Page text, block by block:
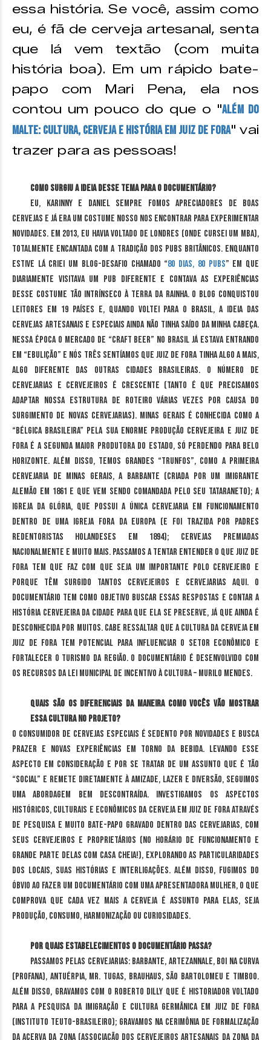
essa história. Se você, assim como
eu, é fã de cerveja artesanal, senta
que lá vem textão (com muita
história boa). Em um rápido bate-
papo com Mari Pena, ela nos
contou um pouco do que o "Além do
Malte: Cultura, cerveja e história em Juiz de Fora" vai
trazer para as pessoas!
Como surgiu a ideia desse tema para o documentário?
Eu, Karinny e Daniel sempre fomos apreciadores de boas
cervejas e já era um costume nosso nos encontrar para experimentar
novidades. Em 2013, eu havia voltado de Londres (onde cursei um MBA),
totalmente encantada com a tradição dos pubs britânicos. Enquanto
estive lá criei um blog-desafio chamado “80 dias, 80 pubs” em que
diariamente visitava um pub diferente e contava as experiências
desse costume tão intrínseco à terra da rainha. O blog conquistou
leitores em 19 países e, quando voltei para o Brasil, a ideia das
cervejas artesanais e especiais ainda não tinha saído da minha cabeça.
Nessa época o mercado de “craft beer” no Brasil já estava entrando
em “ebulição” e nós três sentíamos que Juiz de Fora tinha algo a mais,
algo diferente das outras cidades brasileiras. O número de
cervejarias e cervejeiros é crescente (tanto é que precisamos
adaptar nossa estrutura de roteiro várias vezes por causa do
surgimento de novas cervejarias). Minas Gerais é conhecida como a
“Bélgica Brasileira” pela sua enorme produção cervejeira e Juiz de
Fora é a segunda maior produtora do estado, só perdendo para Belo
Horizonte. Além disso, temos grandes “trunfos”, como a primeira
cervejaria de Minas Gerais, a Barbante (criada por um imigrante
alemão em 1861 e que vem sendo comandada pelo seu tataraneto); a
Igreja da Glória, que possui a única cervejaria em funcionamento
dentro de uma igreja fora da Europa (e foi trazida por padres
redentoristas holandeses em 1894); cervejas premiadas
nacionalmente e muito mais. Passamos a tentar entender o que Juiz de
Fora tem que faz com que seja um importante polo cervejeiro e
porque têm surgido tantos cervejeiros e cervejarias aqui. O
documentário tem como objetivo buscar essas respostas e contar a
história cervejeira da cidade para que ela se preserve, já que ainda é
desconhecida por muitos. Cabe ressaltar que a cultura da cerveja em
Juiz de Fora tem potencial para influenciar o setor econômico e
fortalecer o turismo da região. O documentário é desenvolvido com
os recursos da Lei Municipal de Incentivo à Cultura – Murilo Mendes.
Quais são os diferenciais da maneira como vocês vão mostrar
essa cultura no projeto?
O consumidor de cervejas especiais é sedento por novidades e busca
prazer e novas experiências em torno da bebida. Levando esse
aspecto em consideração e por se tratar de um assunto que é tão
“social” e remete diretamente à amizade, lazer e diversão, seguimos
uma abordagem bem descontraída. Investigamos os aspectos
históricos, culturais e econômicos da cerveja em Juiz de Fora através
de pesquisa e muito bate-papo gravado dentro das cervejarias, com
seus cervejeiros e proprietários (no horário de funcionamento e
grande parte delas com casa cheia!), explorando as particularidades
dos locais, suas histórias e interligações. Além disso, fugimos do
óbvio ao fazer um documentário com uma apresentadora mulher, o que
comprova que cada vez mais a cerveja é assunto para elas, seja
produção, consumo, harmonização ou curiosidades.
Por quais estabelecimentos o documentário passa?
Passamos pelas cervejarias: Barbante, Artezannale, Boi na Curva
(Profana), Antuérpia, Mr. Tugas, Brauhaus, São Bartolomeu e Timboo.
Além disso, gravamos com o Roberto Dilly que é historiador voltado
para a pesquisa da imigração e cultura germânica em Juiz de Fora
(Instituto Teuto-Brasileiro); gravamos na cerimônia de formalização
da Acerva da Zona (Associação dos Cervejeiros Artesanais da Zona da